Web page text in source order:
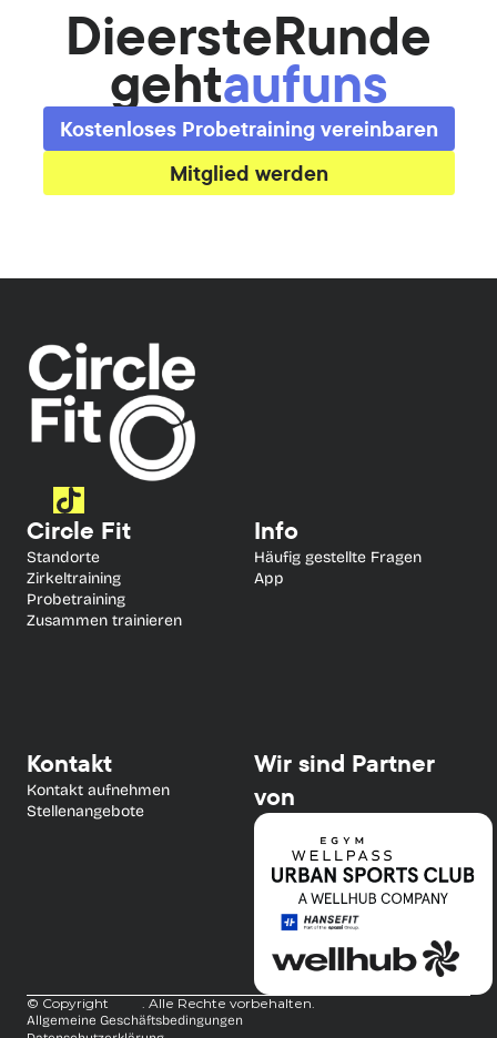
DieersteRunde
gehtaufuns
Kostenloses Probetraining vereinbaren
Mitglied werden
Circle Fit
Standorte
Zirkeltraining
Probetraining
Zusammen trainieren
Info
Häufig gestellte Fragen
App
Kontakt
Kontakt aufnehmen
Stellenangebote
Wir sind Partner
von
© Copyright . Alle Rechte vorbehalten.
Allgemeine Geschäftsbedingungen